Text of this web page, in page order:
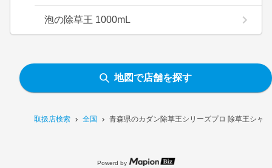
取扱店検索 全国 青森県のカダン除草王シリーズプロ 除草王シャ
泡の除草王 1000mL
地図で店舗を探す
Powerd by